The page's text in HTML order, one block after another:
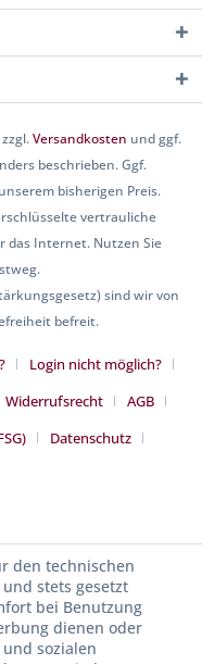
Versandkosten und ggf.
beschrieben. Ggf.
bisherigen Preis.
vertrauliche
das Internet. Nutzen Sie
sind wir von
befreit.
Login nicht möglich?
Widerrufsrecht
AGB
Datenschutz
den technischen
stets gesetzt
bei Benutzung
dienen oder
sozialen